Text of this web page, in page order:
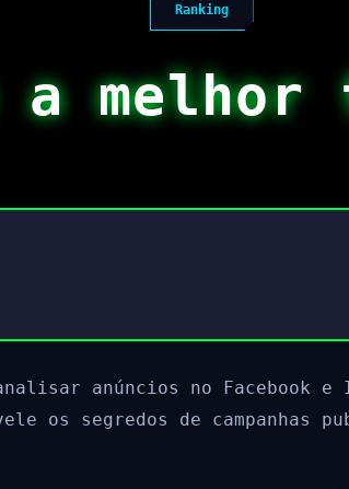
Ranking
a melhor
analisar anúncios no
os segredos de